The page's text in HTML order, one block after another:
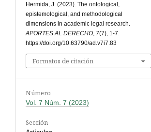
Hermida, J. (2023). The ontological,
epistemological, and methodological
dimensions in academic legal research.
APORTES AL DERECHO, 7(7), 1-7.
https://doi.org/10.63790/ad.v7i7.83
Formatos de citación
Número
Vol. 7 Núm. 7 (2023)
Sección